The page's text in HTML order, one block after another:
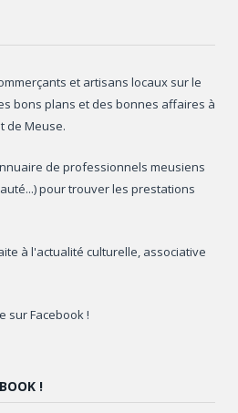
et artisans locaux sur le
bons plans et des bonnes affaires à
de Meuse.
de professionnels meusiens
pour trouver les prestations
à l'actualité culturelle, associative
sur Facebook !
!